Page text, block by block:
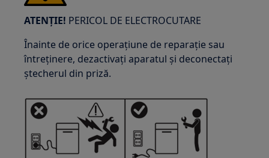
ATENȚIE! PERICOL DE ELECTROCUTARE
Înainte de orice operațiune de reparație sau
întreținere, dezactivați aparatul și deconectați
ștecherul din priză.